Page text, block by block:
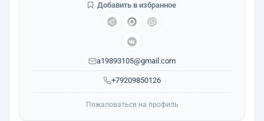
+79209850126
a19893105@gmail.com
Добавить в избранное
Пожаловаться на профиль